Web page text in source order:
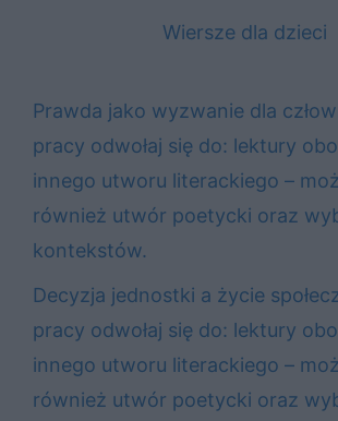
Wiersze dla dzieci
Prawda jako wyzwanie dla
pracy odwołaj się do: lektury
innego utworu literackiego –
również utwór poetycki oraz
kontekstów.
Decyzja jednostki a życie
pracy odwołaj się do: lektury
innego utworu literackiego –
również utwór poetycki oraz